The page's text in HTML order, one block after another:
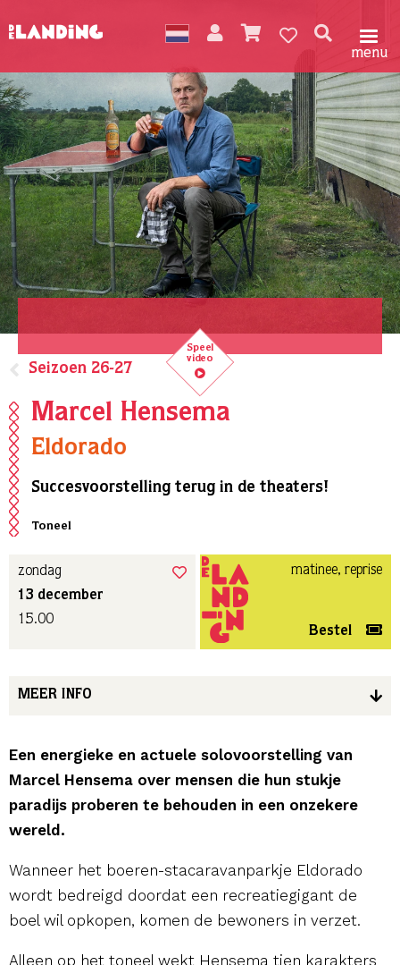
menu
Speel
video
Seizoen 26-27
Marcel Hensema
Eldorado
Succesvoorstelling terug in de theaters!
Toneel
zondag
13 december
15.00
matinee, reprise
Bestel
MEER INFO
Een energieke en actuele solovoorstelling van
Marcel Hensema over mensen die hun stukje
paradijs proberen te behouden in een onzekere
wereld.
Wanneer het boeren-stacaravanparkje Eldorado
wordt bedreigd doordat een recreatiegigant de
boel wil opkopen, komen de bewoners in verzet.
Alleen op het toneel wekt Hensema tien karakters